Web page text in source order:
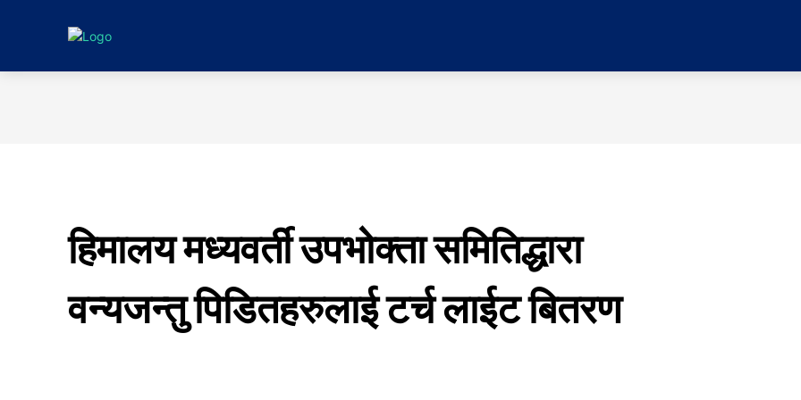
हिमालय मध्यवर्ती उपभोक्ता समितिद्धारा
वन्यजन्तु पिडितहरुलाई टर्च लाईट बितरण